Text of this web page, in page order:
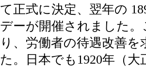
て正式に決定、翌年の
デーが開催されました
り、労働者の待遇改善
た。日本でも1920年（